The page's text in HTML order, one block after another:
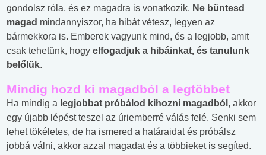
gondolsz róla, és ez magadra is vonatkozik. Ne büntesd
magad mindannyiszor, ha hibát vétesz, legyen az
bármekkora is. Emberek vagyunk mind, és a legjobb, amit
csak tehetünk, hogy elfogadjuk a hibáinkat, és tanulunk
belőlük.
Mindig hozd ki magadból a legtöbbet
Ha mindig a legjobbat próbálod kihozni magadból , akkor
egy újabb lépést teszel az úriemberré válás felé. Senki sem
lehet tökéletes, de ha ismered a határaidat és próbálsz
jobbá válni, akkor azzal magadat és a többieket is segíted.